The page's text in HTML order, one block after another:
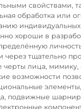
свойствами,
обработка или
хороши в
через тщательно
черты лица,
возможности
подвижные